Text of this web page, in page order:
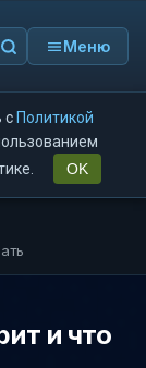
Меню
с Политикой
OK
и что